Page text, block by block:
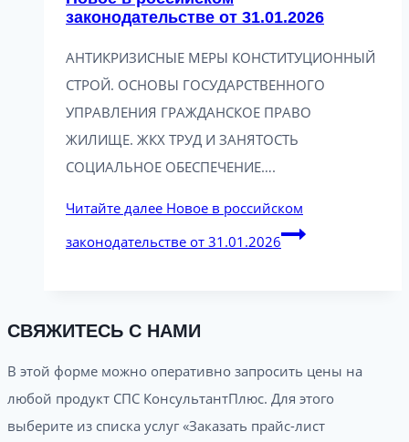
законодательстве от 31.01.2026
АНТИКРИЗИСНЫЕ МЕРЫ КОНСТИТУЦИОННЫЙ
СТРОЙ. ОСНОВЫ ГОСУДАРСТВЕННОГО
УПРАВЛЕНИЯ ГРАЖДАНСКОЕ ПРАВО
ЖИЛИЩЕ. ЖКХ ТРУД И ЗАНЯТОСТЬ
СОЦИАЛЬНОЕ ОБЕСПЕЧЕНИЕ….
Читайте далее Новое в российском
законодательстве от 31.01.2026
СВЯЖИТЕСЬ С НАМИ
В этой форме можно оперативно запросить цены на
любой продукт СПС КонсультантПлюс. Для этого
выберите из списка услуг «Заказать прайс-лист